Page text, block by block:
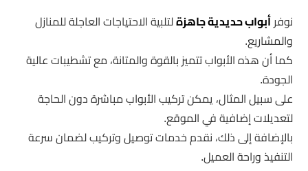
نوفرأبواب حديدية جاهزةلتلبية الاحتياجات العاجلة للمنازل
والمشاريع.
كما أن هذه الأبواب تتميز بالقوة والمتانة، مع تشطيبات عالية
الجودة.
على سبيل المثال، يمكن تركيب الأبواب مباشرة دون الحاجة
لتعديلات إضافية في الموقع.
بالإضافة إلى ذلك، نقدم خدمات توصيل وتركيب لضمان سرعة
التنفيذ وراحة العميل.